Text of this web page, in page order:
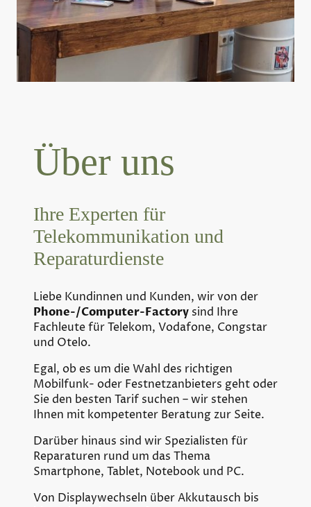
Über uns
Ihre Experten für
Telekommunikation und
Reparaturdienste
Liebe Kundinnen und Kunden, wir von der
Phone-/Computer-Factory sind Ihre
Fachleute für Telekom, Vodafone, Congstar
und Otelo.
Egal, ob es um die Wahl des richtigen
Mobilfunk- oder Festnetzanbieters geht oder
Sie den besten Tarif suchen – wir stehen
Ihnen mit kompetenter Beratung zur Seite.
Darüber hinaus sind wir Spezialisten für
Reparaturen rund um das Thema
Smartphone, Tablet, Notebook und PC.
Von Displaywechseln über Akkutausch bis